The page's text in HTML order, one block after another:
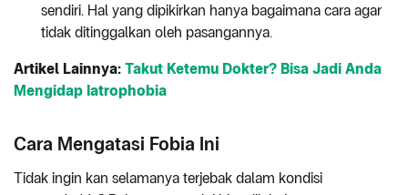
sendiri. Hal yang dipikirkan hanya bagaimana cara agar
tidak ditinggalkan oleh pasangannya.
Artikel Lainnya: Takut Ketemu Dokter? Bisa Jadi Anda
Mengidap Iatrophobia
Cara Mengatasi Fobia Ini
Tidak ingin kan selamanya terjebak dalam kondisi